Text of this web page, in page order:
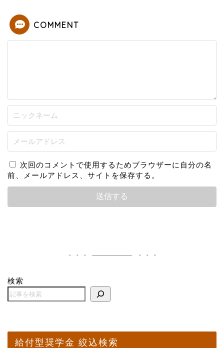
COMMENT
次回のコメントで使用するためブラウザーに自分の名
前、メールアドレス、サイトを保存する。
検索
給付型奨学金 絞込検索